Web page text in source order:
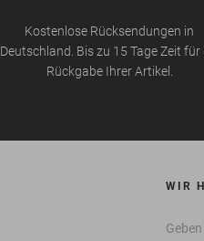
Kostenlose Rücksendungen in
Deutschland. Bis zu 15 Tage Zeit für
Rückgabe Ihrer Artikel.
WIR